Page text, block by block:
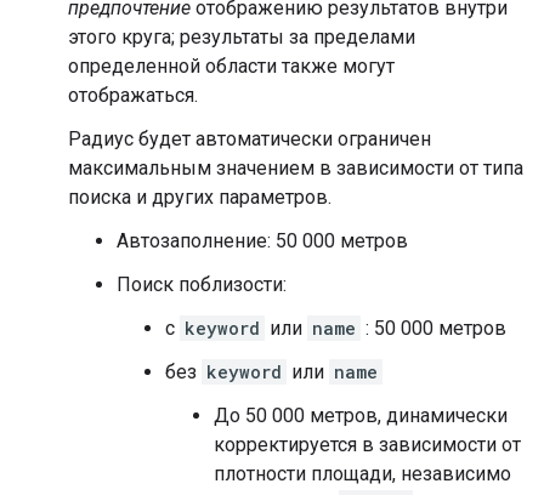
предпочтение отображению результатов внутри
этого круга; результаты за пределами
определенной области также могут
отображаться.
Радиус будет автоматически ограничен
максимальным значением в зависимости от типа
поиска и других параметров.
Автозаполнение: 50 000 метров
Поиск поблизости:
с keyword или name : 50 000 метров
без keyword или name
До 50 000 метров, динамически
корректируется в зависимости от
плотности площади, независимо